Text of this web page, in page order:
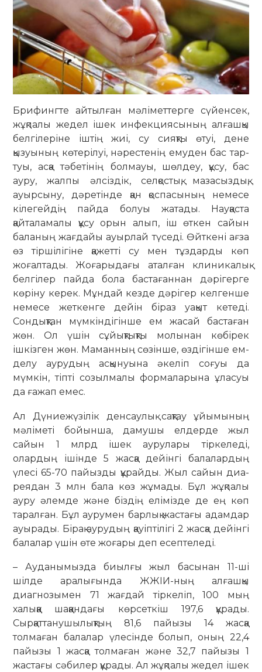
Брифингте айтылған мәліметтерге сүйенсек,
жұқпалы жедел ішек инфек­циясының алғашқы
белгілеріне іштің жиі, су сияқты өтуі, дене
қызуының көтерілуі, нәрестенің емуден бас тар­
туы, асқа тәбетінің болмауы, шөл­деу, құсу, бас
ауру, жалпы әлсіздік, селқостық, мазасыздық,
ауырсыну, дәретінде қан қоспасының немесе
кіле­гейдің пайда болуы жатады. Нау­қаста
қайталамалы құсу орын алып, іш өткен сайын
баланың жағдайы ауыр­лай түседі. Өйткені ағза
өз тір­шілігіне қажетті су мен тұздарды көп
жоғалтады. Жоғарыдағы аталған кли­никалық
белгілер пайда бола бас­та­ғаннан дәрігерге
көріну керек. Мұн­дай кезде дәрігер келгенше
не­месе жеткенге дейін біраз уақыт кетеді.
Сондықтан мүмкіндігінше ем жасай бастаған
жөн. Ол үшін сұйық­тықты молынан көбірек
ішкізген жөн. Маманның сөзінше, өздігінше ем­
делу аурудың асқынуына әкеліп соғуы да
мүмкін, тіпті созылмалы фор­ма­ларына ұласуы
да ғажап емес.
Ал Дүниежүзілік денсаулық сақ­тау ұйымының
мәліметі бойынша, да­мушы елдерде жыл
сайын 1 млрд ішек аурулары тіркеледі,
олардың ішінде 5 жасқа дейінгі балалардың
үлесі 65-70 пайызды құрайды. Жыл сайын диа­
реядан 3 млн бала көз жұмады. Бұл жұқпалы
ауру әлемде және біздің елі­мізде де ең көп
таралған. Бұл аурумен барлық жастағы адамдар
ауырады. Бірақ аурудың қауіптілігі 2 жасқа дейінгі
балалар үшін өте жоғары деп есептеледі.
– Ауданымызда биылғы жыл ба­сынан 11-ші
шілде аралығында ЖЖІИ-ның алғашқы
диагнозымен 71 жағ­дай тіркеліп, 100 мың
халыққа шақ­қандағы көрсеткіш 197,6 құра­ды.
Сырқаттанушылықтың 81,6 па­йы­зы 14 жасқа
толмаған бала­лар үлесінде болып, оның 22,4
пайы­зы 1 жасқа толмаған және 32,7 пайы­зы 1
жастағы сәбилер құ­ра­ды. Ал жұқ­палы жедел ішек